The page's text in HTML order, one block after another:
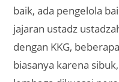
baik, ada pengelola
jajaran ustadz
dengan KKG,
biasanya karena